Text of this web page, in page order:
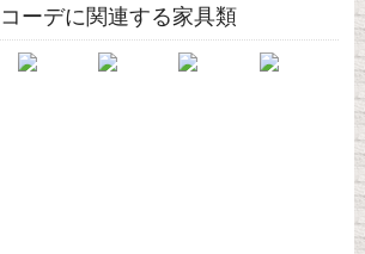
ーデに関連する家具類